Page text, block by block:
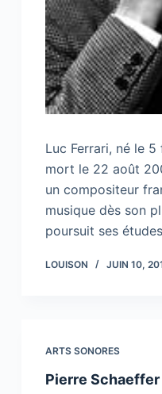
Luc Ferrari, né le
mort le 22 août
un compositeur
musique dès son
poursuit ses
LOUISON JUIN 10,
ARTS SONORES
Pierre Schaeffer